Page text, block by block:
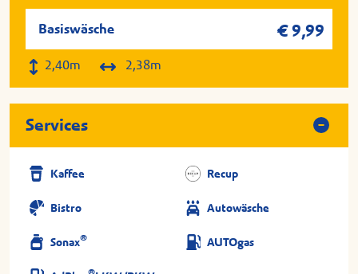
Basiswäsche € 9,99
2,40m 2,38m
Services
Kaffee Recup
Bistro Autowäsche
Sonax® AUTOgas
®